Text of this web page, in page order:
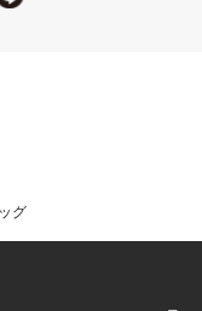
ニール素材や皮革製
因となりますので十
グ